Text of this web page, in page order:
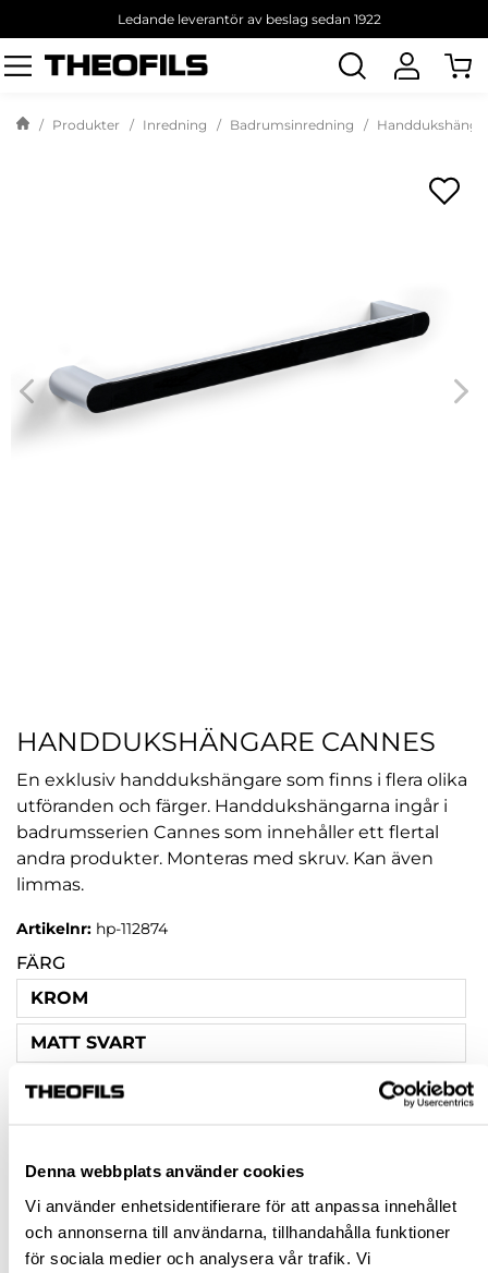
Denna webbplats använder cookies
Vi använder enhetsidentifierare för att anpassa innehållet
och annonserna till användarna, tillhandahålla funktioner
för sociala medier och analysera vår trafik. Vi
Ledande leverantör av beslag sedan 1922
Sök
produkt
Produkter Inredning Badrumsinredning
HANDDUKSHÄNGARE CANNES
En exklusiv handdukshängare som finns i flera olika
utföranden och färger. Handdukshängarna ingår i
badrumsserien Cannes som innehåller ett flertal
andra produkter. Monteras med skruv. Kan även
limmas.
Artikelnr: hp-112874
FÄRG
KROM
MATT SVART
ANTAL STÄNGER
2
Rensa val